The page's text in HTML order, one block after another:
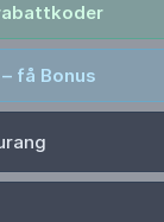
få Bonus